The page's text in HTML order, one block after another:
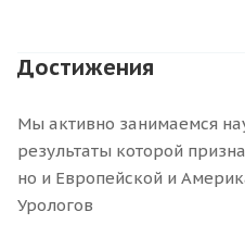
Достижения
Мы активно занимаемся
результаты которой
но и Европейской и
Урологов